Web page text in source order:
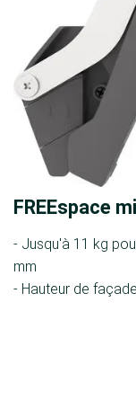
FREEspace
- Jusqu'à 11 kg
mm
- Hauteur de